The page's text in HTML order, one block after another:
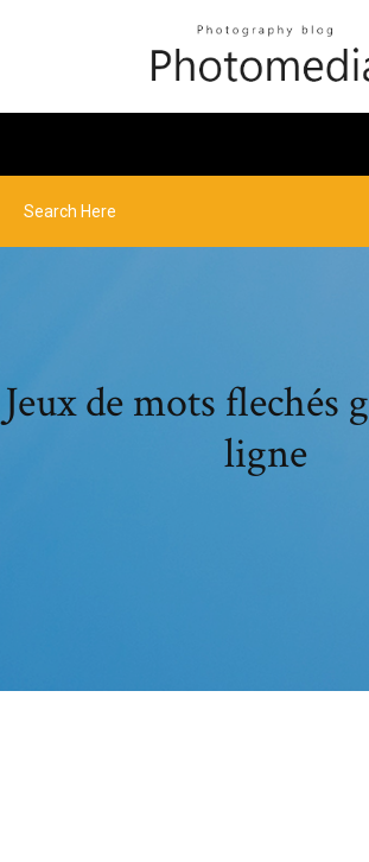
Jeux de mots flechés
ligne